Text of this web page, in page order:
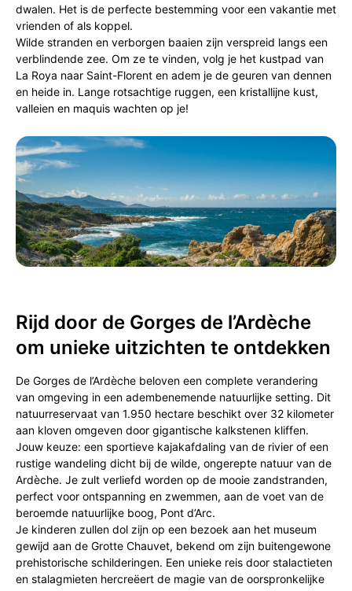
dwalen. Het is de perfecte bestemming voor een vakantie met
vrienden of als koppel.
Wilde stranden en verborgen baaien zijn verspreid langs een
verblindende zee. Om ze te vinden, volg je het kustpad van
La Roya naar Saint-Florent en adem je de geuren van dennen
en heide in. Lange rotsachtige ruggen, een kristallijne kust,
valleien en maquis wachten op je!
Rijd door de Gorges de l’Ardèche
om unieke uitzichten te ontdekken
De Gorges de l’Ardèche beloven een complete verandering
van omgeving in een adembenemende natuurlijke setting. Dit
natuurreservaat van 1.950 hectare beschikt over 32 kilometer
aan kloven omgeven door gigantische kalkstenen kliffen.
Jouw keuze: een sportieve kajakafdaling van de rivier of een
rustige wandeling dicht bij de wilde, ongerepte natuur van de
Ardèche. Je zult verliefd worden op de mooie zandstranden,
perfect voor ontspanning en zwemmen, aan de voet van de
beroemde natuurlijke boog, Pont d’Arc.
Je kinderen zullen dol zijn op een bezoek aan het museum
gewijd aan de Grotte Chauvet, bekend om zijn buitengewone
prehistorische schilderingen. Een unieke reis door stalactieten
en stalagmieten hercreëert de magie van de oorspronkelijke